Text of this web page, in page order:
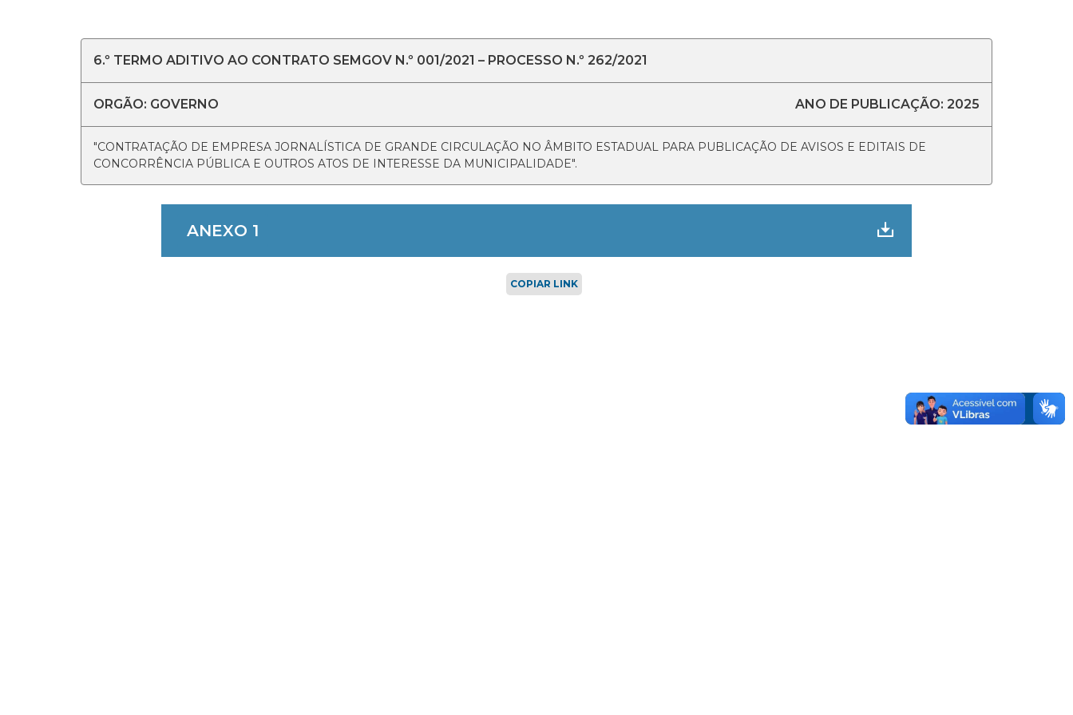
6.º TERMO ADITIVO AO CONTRATO SEMGOV N.º 001/2021 – PROCESSO N.º 262/2021
ORGÃO: GOVERNO ANO DE PUBLICAÇÃO: 2025
"CONTRATAÇÃO DE EMPRESA JORNALÍSTICA DE GRANDE CIRCULAÇÃO NO ÂMBITO ESTADUAL PARA PUBLICAÇÃO DE AVISOS E EDITAIS DE
CONCORRÊNCIA PÚBLICA E OUTROS ATOS DE INTERESSE DA MUNICIPALIDADE".
ANEXO 1
COPIAR LINK